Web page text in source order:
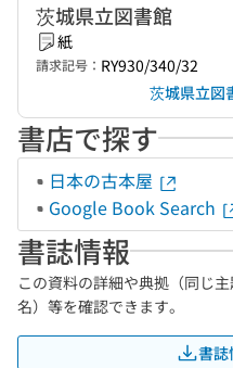
茨城県立図書館
紙
請求記号： RY930/340/32
茨城県立図
書店で探す
日本の古本屋
Google Book Search
書誌情報
この資料の詳細や典拠（同じ
名）等を確認できます。
書誌